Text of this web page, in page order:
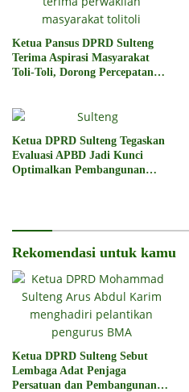
Ketua Pansus DPRD Sulteng
Terima Aspirasi Masyarakat
Toli-Toli, Dorong Percepatan
Ketua DPRD Sulteng Tegaskan
Evaluasi APBD Jadi Kunci
Optimalkan Pembangunan
Rekomendasi untuk kamu
Ketua DPRD Sulteng Sebut
Lembaga Adat Penjaga
Persatuan dan Pembangunan